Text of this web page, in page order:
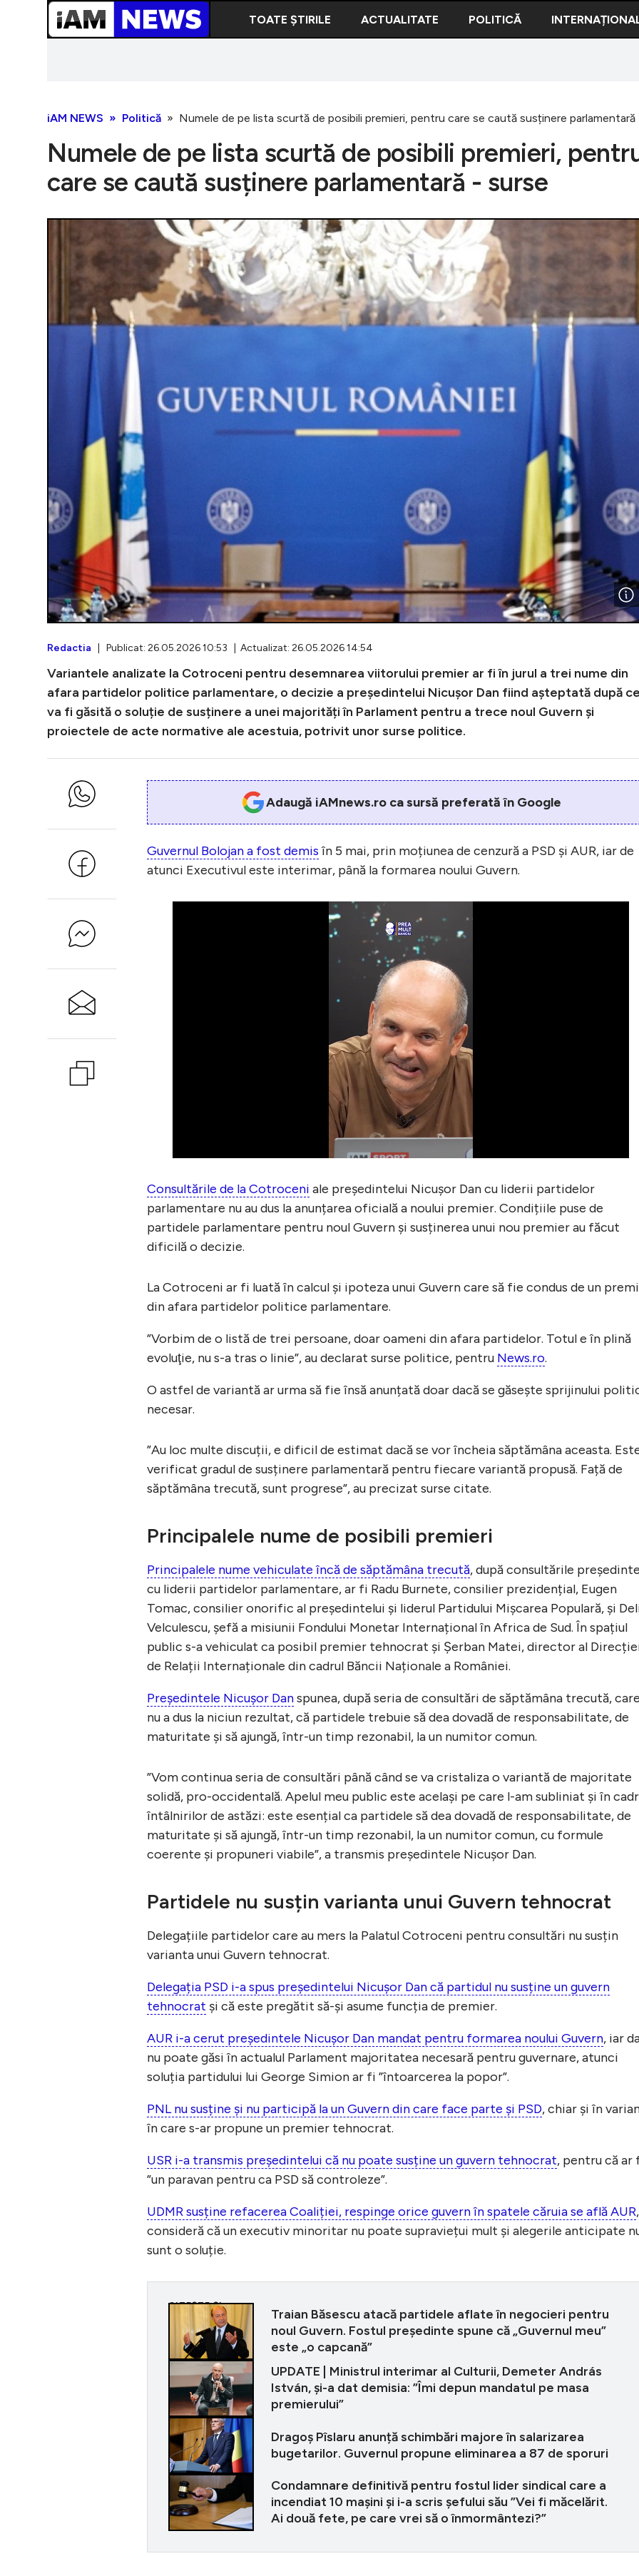
TOATE ȘTIRILE ACTUALITATE POLITICĂ
iAM NEWS Politică Numele de pe lista scurtă de posibili premieri, pentru care se caută susținere parlamentară
Numele de pe lista scurtă de posibili premieri,
care se caută susținere parlamentară - surse
Redactia | Publicat: 26.05.2026 10:53 | Actualizat: 26.05.2026 14:54
Variantele analizate la Cotroceni pentru desemnarea viitorului premier ar fi în jurul a trei nume din
afara partidelor politice parlamentare, o decizie a președintelui Nicușor Dan fiind așteptată după
va fi găsită o soluție de susținere a unei majorități în Parlament pentru a trece noul Guvern și
proiectele de acte normative ale acestuia, potrivit unor surse politice.
Adaugă iAMnews.ro ca sursă preferată în Google
Guvernul Bolojan a fost demisîn 5 mai, prin moțiunea de cenzură a PSD și AUR, iar de
atunci Executivul este interimar, până la formarea noului Guvern.
Consultările de la Cotroceni ale președintelui Nicușor Dan cu liderii partidelor
parlamentare nu au dus la anunțarea oficială a noului premier. Condițiile puse de
partidele parlamentare pentru noul Guvern și susținerea unui nou premier au făcut
dificilă o decizie.
La Cotroceni ar fi luată în calcul și ipoteza unui Guvern care să fie condus de un
din afara partidelor politice parlamentare.
”Vorbim de o listă de trei persoane, doar oameni din afara partidelor. Totul e în plină
evoluţie, nu s-a tras o linie”, au declarat surse politice, pentru News.ro.
O astfel de variantă ar urma să fie însă anunțată doar dacă se găsește sprijinului
necesar.
”Au loc multe discuții, e dificil de estimat dacă se vor încheia săptămâna aceasta.
verificat gradul de susținere parlamentară pentru fiecare variantă propusă. Față de
săptămâna trecută, sunt progrese”, au precizat surse citate.
Principalele nume de posibili premieri
Principalele nume vehiculate încă de săptămâna trecută, după consultările
cu liderii partidelor parlamentare, ar fi Radu Burnete, consilier prezidențial, Eugen
Tomac, consilier onorific al președintelui şi liderul Partidului Mişcarea Populară, și
Velculescu, şefă a misiunii Fondului Monetar Internațional în Africa de Sud. În spațiul
public s-a vehiculat ca posibil premier tehnocrat și Şerban Matei, director al
de Relații Internaționale din cadrul Băncii Naționale a României.
Președintele Nicușor Danspunea, după seria de consultări de săptămâna trecută,
nu a dus la niciun rezultat, că partidele trebuie să dea dovadă de responsabilitate, de
maturitate și să ajungă, într-un timp rezonabil, la un numitor comun.
”Vom continua seria de consultări până când se va cristaliza o variantă de majoritate
solidă, pro-occidentală. Apelul meu public este același pe care l-am subliniat și în
întâlnirilor de astăzi: este esențial ca partidele să dea dovadă de responsabilitate, de
maturitate și să ajungă, într-un timp rezonabil, la un numitor comun, cu formule
coerente și propuneri viabile”, a transmis președintele Nicușor Dan.
Partidele nu susțin varianta unui Guvern tehnocrat
Delegațiile partidelor care au mers la Palatul Cotroceni pentru consultări nu susțin
varianta unui Guvern tehnocrat.
Delegația PSD i-a spus președintelui Nicușor Dan că partidul nu susține un guvern
tehnocrat și că este pregătit să-și asume funcția de premier.
AUR i-a cerut preşedintele Nicuşor Dan mandat pentru formarea noului Guvern, iar
nu poate găsi în actualul Parlament majoritatea necesară pentru guvernare, atunci
soluția partidului lui George Simion ar fi ”întoarcerea la popor”.
PNL nu susține și nu participă la un Guvern din care face parte și PSD, chiar și în
în care s-ar propune un premier tehnocrat.
USR i-a transmis președintelui că nu poate susține un guvern tehnocrat, pentru că ar
”un paravan pentru ca PSD să controleze”.
UDMR susține refacerea Coaliției, respinge orice guvern în spatele căruia se află AUR,
consideră că un executiv minoritar nu poate supraviețui mult și alegerile anticipate
sunt o soluție.
CITEȘTE ȘI
Traian Băsescu atacă partidele aflate în negocieri pentru
noul Guvern. Fostul președinte spune că „Guvernul meu”
este „o capcană”
UPDATE | Ministrul interimar al Culturii, Demeter András
István, și-a dat demisia: ”Îmi depun mandatul pe masa
premierului”
Dragoș Pîslaru anunță schimbări majore în salarizarea
bugetarilor. Guvernul propune eliminarea a 87 de sporuri
Condamnare definitivă pentru fostul lider sindical care a
incendiat 10 mașini și i-a scris șefului său ”Vei fi măcelărit.
Ai două fete, pe care vrei să o înmormântezi?”